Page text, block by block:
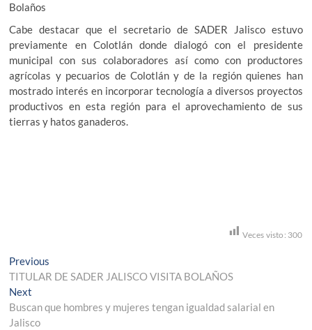
Bolaños
Cabe destacar que el secretario de SADER Jalisco estuvo
previamente en Colotlán donde dialogó con el presidente
municipal con sus colaboradores así como con productores
agrícolas y pecuarios de Colotlán y de la región quienes han
mostrado interés en incorporar tecnología a diversos proyectos
productivos en esta región para el aprovechamiento de sus
tierras y hatos ganaderos.
Veces visto: 300
Navegación
de
entradas
Previous
post:
TITULAR DE SADER JALISCO VISITA BOLAÑOS
Next
post:
Buscan que hombres y mujeres tengan igualdad salarial en
Jalisco